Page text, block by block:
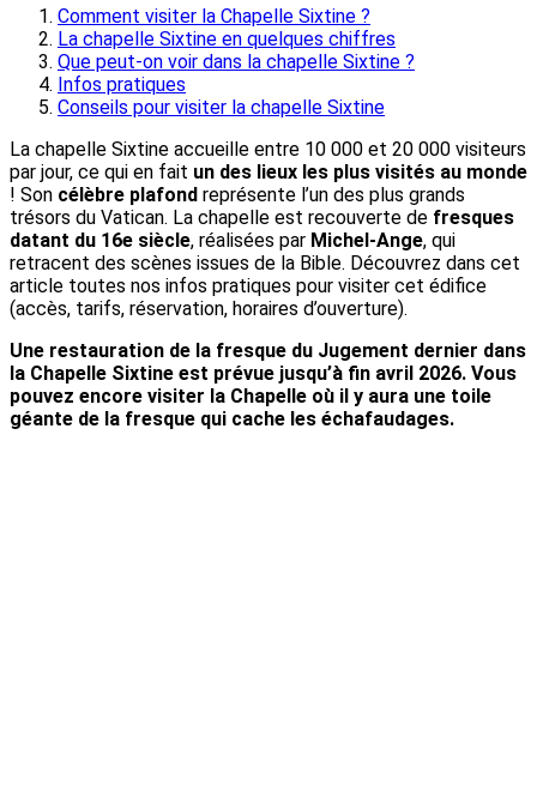
Comment visiter la Chapelle Sixtine ?
La chapelle Sixtine en quelques chiffres
Que peut-on voir dans la chapelle Sixtine ?
Infos pratiques
Conseils pour visiter la chapelle Sixtine
La chapelle Sixtine accueille entre 10 000 et 20 000 visiteurs
par jour, ce qui en fait un des lieux les plus visités au monde
! Son célèbre plafond représente l’un des plus grands
trésors du Vatican. La chapelle est recouverte de fresques
datant du 16e siècle, réalisées par Michel-Ange, qui
retracent des scènes issues de la Bible. Découvrez dans cet
article toutes nos infos pratiques pour visiter cet édifice
(accès, tarifs, réservation, horaires d’ouverture).
Une restauration de la fresque du Jugement dernier dans
la Chapelle Sixtine est prévue jusqu’à fin avril 2026. Vous
pouvez encore visiter la Chapelle où il y aura une toile
géante de la fresque qui cache les échafaudages.